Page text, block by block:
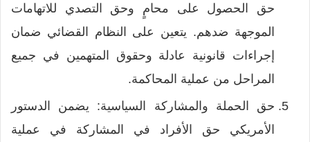
حق الحصول على محامٍ وحق التصدي للاتهامات
الموجهة ضدهم. يتعين على النظام القضائي ضمان
إجراءات قانونية عادلة وحقوق المتهمين في جميع
المراحل من عملية المحاكمة.
حق الحملة والمشاركة السياسية: يضمن الدستور
الأمريكي حق الأفراد في المشاركة في عملية